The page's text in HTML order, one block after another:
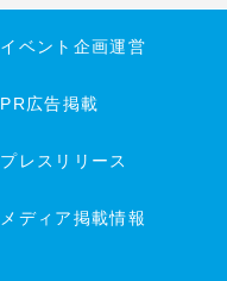
イベント企画運営
PR広告掲載
プレスリリース
メディア掲載情報